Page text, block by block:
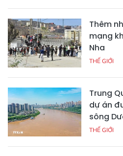
Thêm
mạng
Nha
THẾ GIỚI
Trung
dự án
sông
THẾ GIỚI